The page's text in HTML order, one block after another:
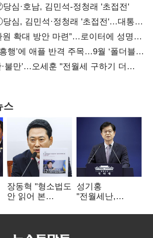
심·호남, 김민석-정청래 '초접전'
심, 김민석·정청래 '초접전'…대통령
로'(종합)
원 확대 방안 마련”…로이터에 성명
행’에 애플 반격 주목…9월 ‘폴더블
불만’…오세훈 "전월세 구하기 더
스
장동혁 "형소법도
안 읽어 본
속도로 무너질
성기홍
"전월세난,
공급 문제"…닥공